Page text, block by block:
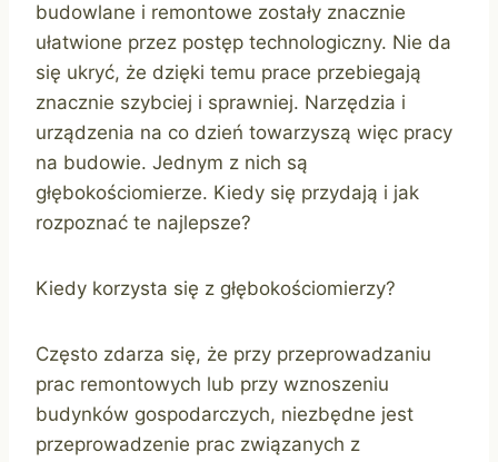
budowlane i remontowe zostały znacznie
ułatwione przez postęp technologiczny. Nie da
się ukryć, że dzięki temu prace przebiegają
znacznie szybciej i sprawniej. Narzędzia i
urządzenia na co dzień towarzyszą więc pracy
na budowie. Jednym z nich są
głębokościomierze. Kiedy się przydają i jak
rozpoznać te najlepsze?
Kiedy korzysta się z głębokościomierzy?
Często zdarza się, że przy przeprowadzaniu
prac remontowych lub przy wznoszeniu
budynków gospodarczych, niezbędne jest
przeprowadzenie prac związanych z